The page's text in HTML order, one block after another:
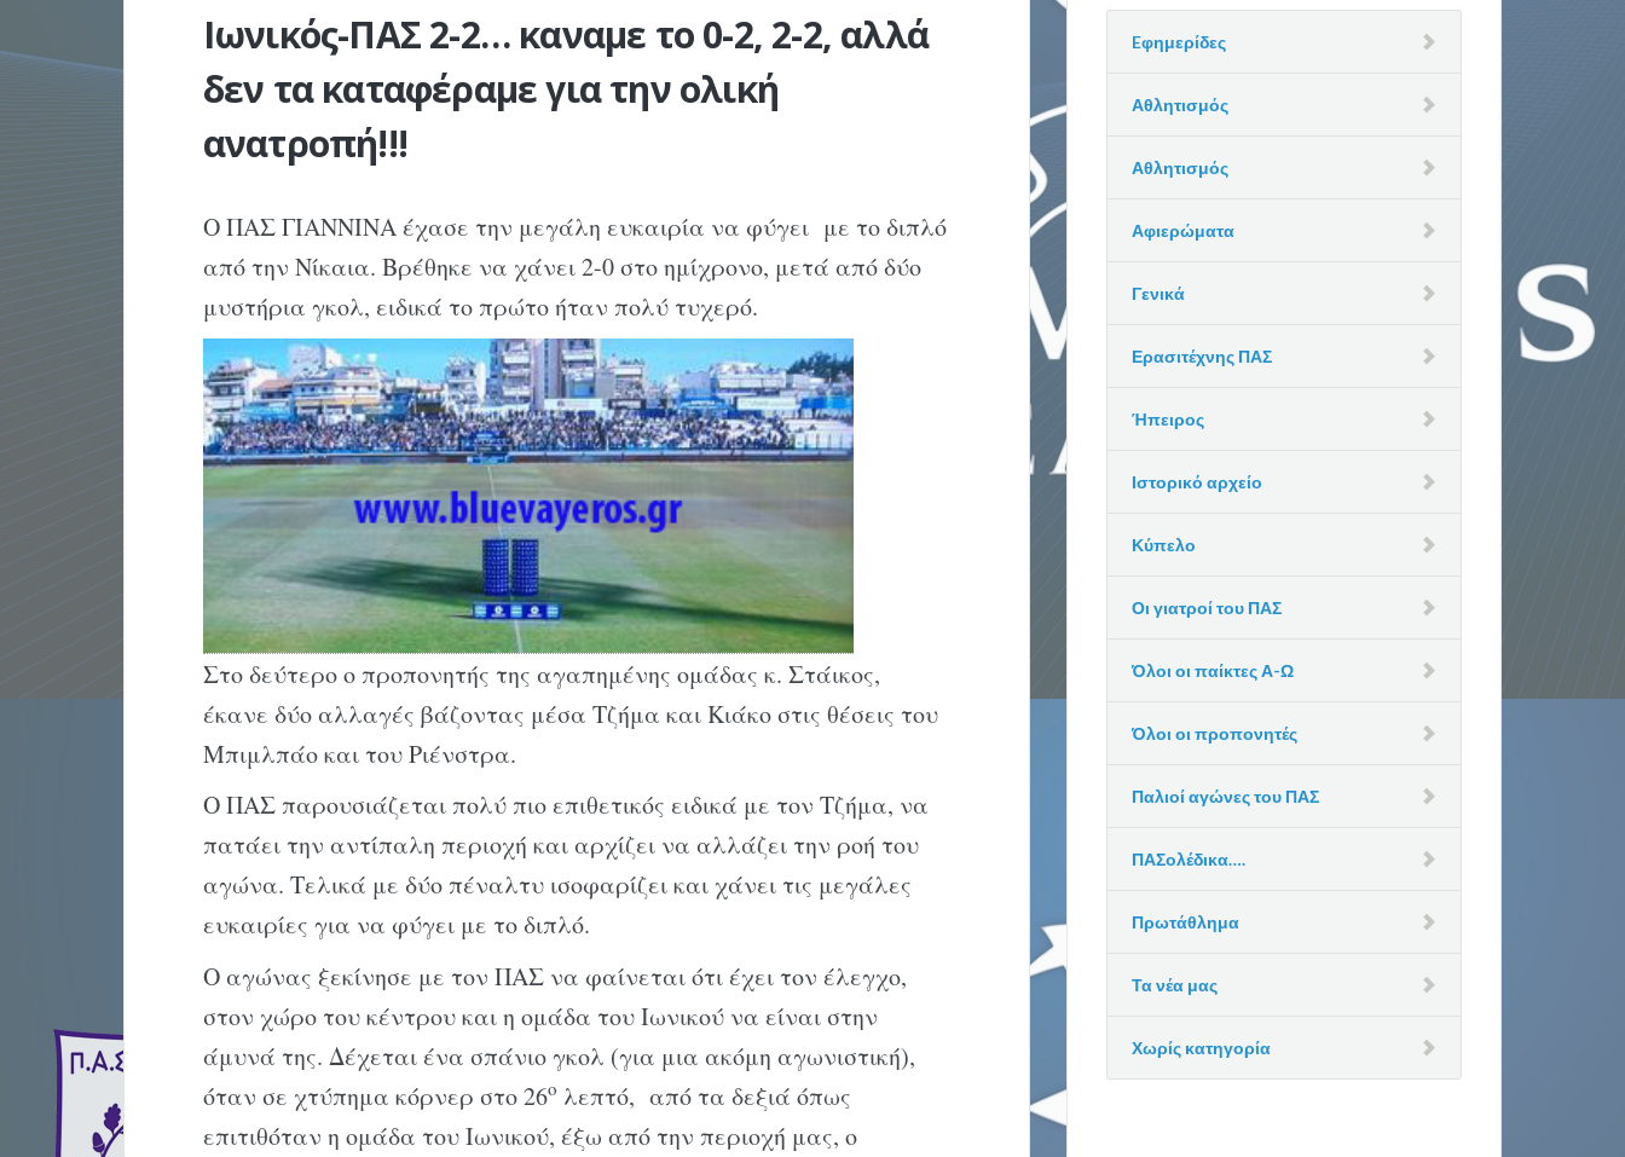
Ιωνικός-ΠΑΣ 2-2… καναμε το 0-2, 2-2, αλλά
δεν τα καταφέραμε για την ολική
ανατροπή!!!
Ο ΠΑΣ ΓΙΑΝΝΙΝΑ έχασε την μεγάλη ευκαιρία να φύγει με το διπλό
από την Νίκαια. Βρέθηκε να χάνει 2-0 στο ημίχρονο, μετά από δύο
μυστήρια γκολ, ειδικά το πρώτο ήταν πολύ τυχερό.
Στο δεύτερο ο προπονητής της αγαπημένης ομάδας κ. Στάικος,
έκανε δύο αλλαγές βάζοντας μέσα Τζήμα και Κιάκο στις θέσεις του
Μπιμλπάο και του Ριένστρα.
Ο ΠΑΣ παρουσιάζεται πολύ πιο επιθετικός ειδικά με τον Τζήμα, να
πατάει την αντίπαλη περιοχή και αρχίζει να αλλάζει την ροή του
αγώνα. Τελικά με δύο πέναλτυ ισοφαρίζει και χάνει τις μεγάλες
ευκαιρίες για να φύγει με το διπλό.
Ο αγώνας ξεκίνησε με τον ΠΑΣ να φαίνεται ότι έχει τον έλεγχο,
στον χώρο του κέντρου και η ομάδα του Ιωνικού να είναι στην
άμυνά της. Δέχεται ένα σπάνιο γκολ (για μια ακόμη αγωνιστική),
όταν σε χτύπημα κόρνερ στο 26ο λεπτό, από τα δεξιά όπως
επιτιθόταν η ομάδα του Ιωνικού, έξω από την περιοχή μας, ο
Eφημερίδες
Αθλητισμός
Αθλητισμός
Αφιερώματα
Γενικά
Ερασιτέχνης ΠΑΣ
Ήπειρος
Ιστορικό αρχείο
Κύπελο
Οι γιατροί του ΠΑΣ
Όλοι οι παίκτες Α-Ω
Όλοι οι προπονητές
Παλιοί αγώνες του ΠΑΣ
ΠΑΣολέδικα….
Πρωτάθλημα
Τα νέα μας
Χωρίς κατηγορία